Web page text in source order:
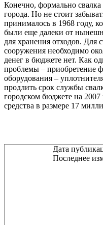
Конечно, формально свалка
города. Но не стоит
принималось в 1968 году,
были еще далеки от
для хранения отходов. Для
сооружения необходимо
денег в бюджете нет. Как
проблемы – приобретение
оборудования –
продлить срок службы
городском бюджете на 2007
средства в размере 17
Дата
Последнее